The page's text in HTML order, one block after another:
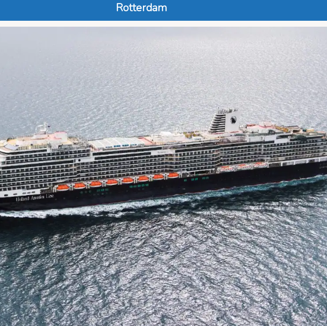
Rotterdam